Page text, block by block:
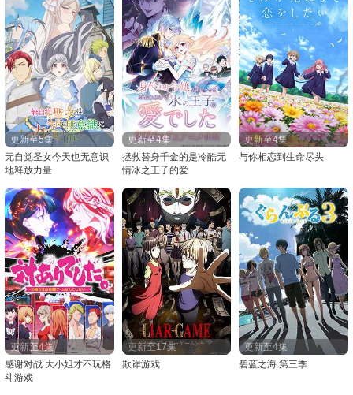
更新至5集
无自觉圣女今天也无意识
地释放力量
更新至4集
拯救替身千金的是冷酷无
情冰之王子的爱
更新至4集
与你相恋到生命尽头
更新至4集
感谢对战 大小姐才不玩格
斗游戏
更新至17集
欺诈游戏
更新至4集
碧蓝之海 第三季